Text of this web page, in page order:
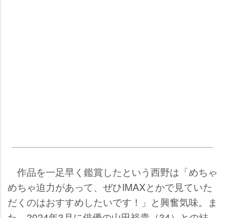
作品を一足早く鑑賞したという西野は「めちゃ
めちゃ迫力があって、ぜひIMAXとかで見ていた
だくのはおすすめしたいです！」と興奮気味。ま